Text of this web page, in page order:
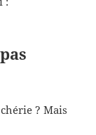
? Mais